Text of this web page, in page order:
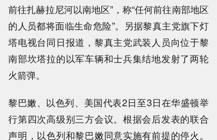
前往扎赫拉尼河以南地区”，称“任何前往南部地区
的人员都将面临生命危险”。另据黎真主党旗下灯
塔电视台同日报道，黎真主党武装人员向位于黎
南部坎塔拉的以军车辆和士兵集结地发射了两轮
火箭弹。
黎巴嫩、以色列、美国代表2日至3日在华盛顿举
行第四次高级别三方会议。根据会后发表的联合
声明，以色列和黎巴嫩同意实施有前提的停火。